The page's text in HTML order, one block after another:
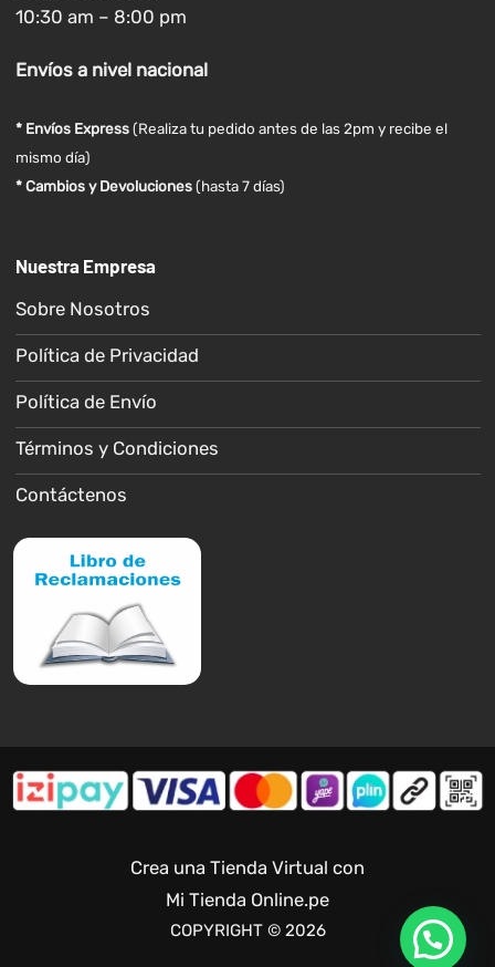
10:30 am – 8:00 pm
Envíosa nivel nacional
* Envíos Express(Realiza tu pedido antes de las 2pm y recibe el
mismo día)
* Cambios y Devoluciones (hasta 7 días)
Nuestra Empresa
Sobre Nosotros
Política de Privacidad
Política de Envío
Términos y Condiciones
Contáctenos
Crea una Tienda Virtual con
Mi Tienda Online.pe
COPYRIGHT © 2026